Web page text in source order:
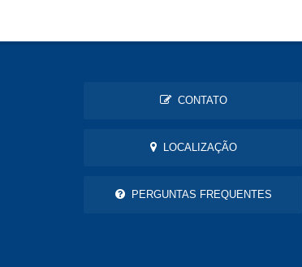
CONTATO
LOCALIZAÇÃO
PERGUNTAS FREQUENTES